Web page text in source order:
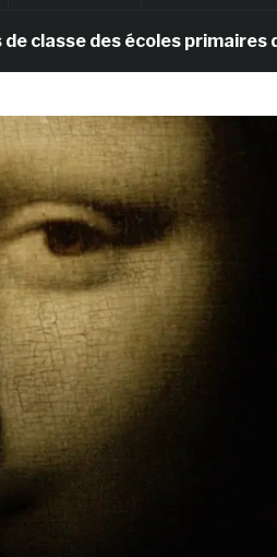
des écoles primaires des